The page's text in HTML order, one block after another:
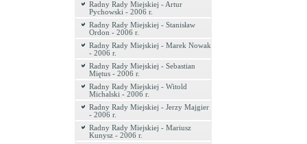
Radny Rady Miejskiej - Artur
Pychowski - 2006 r.
Radny Rady Miejskiej - Stanisław
Ordon - 2006 r.
Radny Rady Miejskiej - Marek Nowak
- 2006 r.
Radny Rady Miejskiej - Sebastian
Miętus - 2006 r.
Radny Rady Miejskiej - Witold
Michalski - 2006 r.
Radny Rady Miejskiej - Jerzy Majgier
- 2006 r.
Radny Rady Miejskiej - Mariusz
Kunysz - 2006 r.